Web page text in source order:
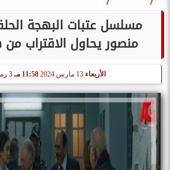
منصور يحاول الاقتراب
الأربعاء 13 مارس 2024 11:58 مـ 3 رمضان 1445